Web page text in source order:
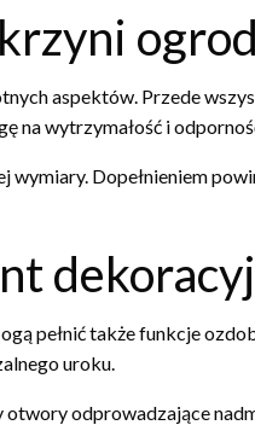
aspektów. Przede
na wytrzymałość i
Dopełnieniem
pełnić także funkcje
uroku.
odprowadzające